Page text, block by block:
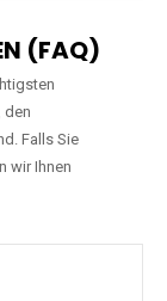
(FAQ)
den
Falls Sie
wir Ihnen